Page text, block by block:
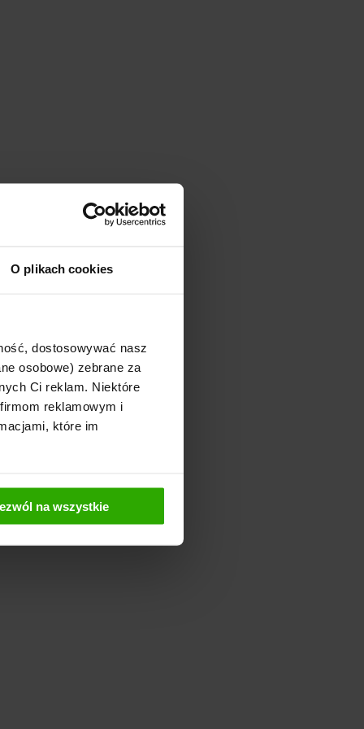
O plikach cookies
dostosowywać nasz
osobowe) zebrane za
Ci reklam. Niektóre
reklamowym i
które im
na wszystkie